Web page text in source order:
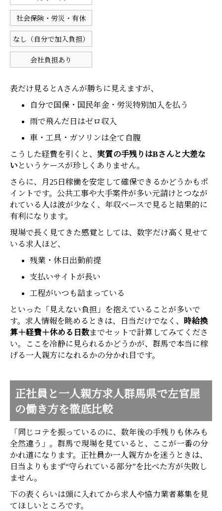
社会保険・労災・有休
なし（自分で加入負担）
会社負担あり
表だけ見るとAさんが勝ちに見えますが、
自分で国保・国民年金・労災特別加入を払う
雨で飛んだ日はゼロ収入
車・工具・ガソリンは全て自腹
こうした経費を引くと、 実質の手残りはBさんと大差な
い というケースが珍しくありません。
さらに、月25日稼働を安定して確保できるかどうかもポ
イントです。公共工事や大手案件が多い元請けとつなが
れている人は波が少なく、年収ベースで見ると結果的に
有利になります。
現場で長く見てきた感覚としては、数字だけ高く見せて
いる求人ほど、
残業・休日出勤前提
支払いサイトが長い
工程がいつも詰まっている
といった「見えない負担」を抱えていることが多いで
す。求人情報を眺めるときは、日当だけでなく、
時給換
算＋経費＋休める日数までセットで計算してみてくださ
い。ここを冷静に見られるかどうかが、群馬で本当に稼
げる一人親方になれるかの分かれ目です。
正社員と一人親方求人群馬県で左官屋
の働き方を徹底比較
「同じコテを振っているのに、数年後の手残りも休みも
全然違う」。群馬で現場を見ていると、ここが一番の分
かれ道になります。正社員か一人親方かを迷うときは、
日当よりもまず“守られている部分”を比べた方が失敗し
ません。
下の表くらいは頭に入れてから求人や協力業者募集を見
てほしいところです。